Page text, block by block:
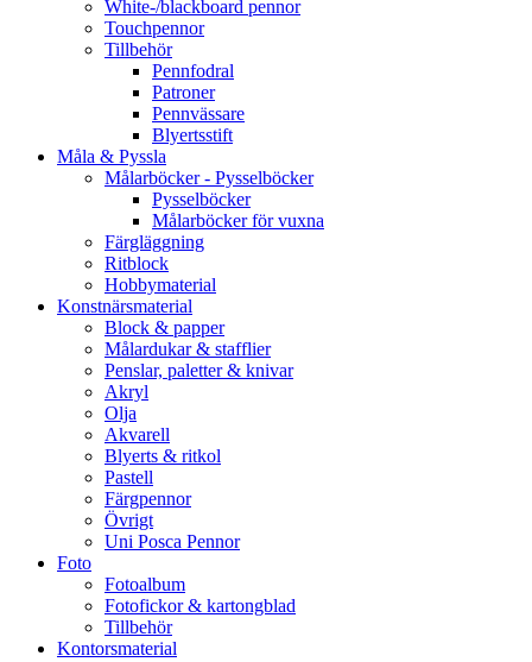
White-/blackboard pennor
Touchpennor
Tillbehör
Pennfodral
Patroner
Pennvässare
Blyertsstift
Måla & Pyssla
Målarböcker - Pysselböcker
Pysselböcker
Målarböcker för vuxna
Färgläggning
Ritblock
Hobbymaterial
Konstnärsmaterial
Block & papper
Målardukar & stafflier
Penslar, paletter & knivar
Akryl
Olja
Akvarell
Blyerts & ritkol
Pastell
Färgpennor
Övrigt
Uni Posca Pennor
Foto
Fotoalbum
Fotofickor & kartongblad
Tillbehör
Kontorsmaterial